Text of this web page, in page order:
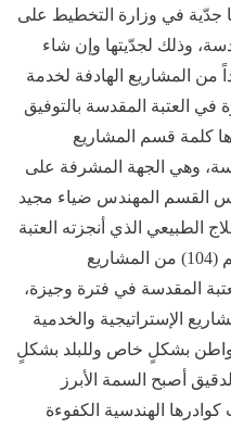
جدّية في وزارة التخطيط على
وذلك لجدّيتها وإن شاء
من المشاريع الهادفة لخدمة
في العتبة المقدسة بالتوفيق
كلمة قسم المشاريع
وهي الجهة المشرفة على
القسم المهندس ضياء مجيد
الطبيعي الذي أنجزته العتبة
العباسية المقدسة هو المشروع رقم (104) من المشاريع
المقدسة في فترة وجيزة،
الإستراتيجية والخدمية
بشكلٍ خاص وللبلد بشكلٍ
أصبح السمة الأبرز
الهندسية الكفوءة